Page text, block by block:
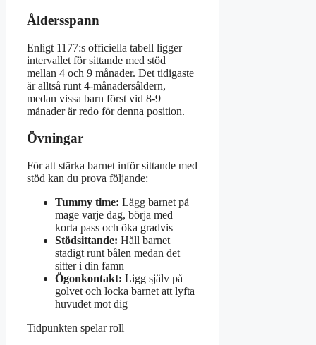
Åldersspann
Enligt 1177:s officiella tabell ligger
intervallet för sittande med stöd
mellan 4 och 9 månader. Det tidigaste
är alltså runt 4-månadersåldern,
medan vissa barn först vid 8-9
månader är redo för denna position.
Övningar
För att stärka barnet inför sittande med
stöd kan du prova följande:
Tummy time: Lägg barnet på
mage varje dag, börja med
korta pass och öka gradvis
Stödsittande: Håll barnet
stadigt runt bålen medan det
sitter i din famn
Ögonkontakt: Ligg själv på
golvet och locka barnet att lyfta
huvudet mot dig
Tidpunkten spelar roll